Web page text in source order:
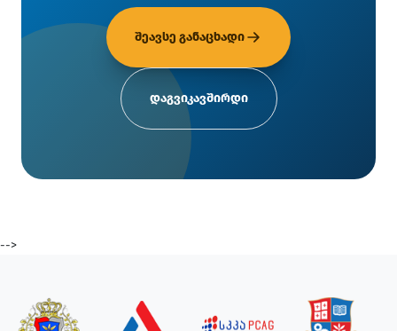
შეავსე განაცხადი
დაგვიკავშირდი
-->